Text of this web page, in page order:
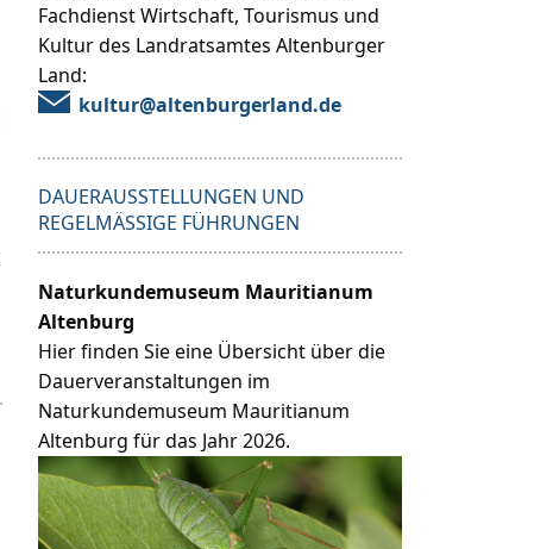
Fachdienst Wirtschaft, Tourismus und
Kultur des Landratsamtes Altenburger
Land:
kultur@altenburgerland.de
DAUERAUSSTELLUNGEN UND
REGELMÄSSIGE FÜHRUNGEN
Naturkundemuseum Mauritianum
Altenburg
Hier finden Sie eine Übersicht über die
Dauerveranstaltungen im
Naturkundemuseum Mauritianum
Altenburg für das Jahr 2026.